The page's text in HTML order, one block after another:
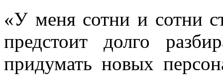
«У меня сотни и сотни
предстоит долго
придумать новых